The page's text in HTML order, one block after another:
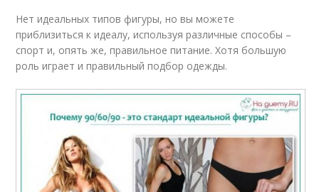
Нет идеальных типов фигуры, но вы можете
приблизиться к идеалу, используя различные способы –
спорт и, опять же, правильное питание. Хотя большую
роль играет и правильный подбор одежды.